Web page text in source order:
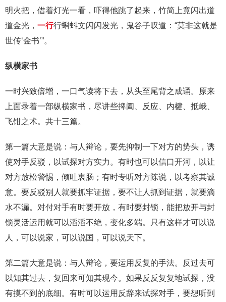
明火把，借着灯光一看，吓得他跳了起来，竹简上竟闪出道
道金光， 一行行蝌蚪文闪闪发光，鬼谷子叹道：“莫非这就是
世传‘金书’”。
纵横家书
一时兴致倍增，一口气读将下去，从头至尾背之成诵。原来
上面录着一部纵横家书，尽讲些捭阖、反应、内楗、抵峨、
飞钳之术。共十三篇。
第一篇大意是说：与人辩论，要先抑制一下对方的势头，诱
使对手反驳，以试探对方实力。有时也可以信口开河，以让
对方放松警惕，倾吐衷肠；有时专听对方陈说，以考察其诚
意。要反驳别人就要抓牢证据，要不让人抓到证据，就要滴
水不漏。对付对手有时要开放，有时要封锁，能把放开与封
锁灵活运用就可以滔滔不绝，变化多端。只有这样才可以说
人，可以说家，可以说国，可以说天下。
第二篇大意是说：与人辩论，要运用反复的手法。反过去可
以知其过去，复回来可知其现今。如果反反复复地试探，没
有摸不到的底细。有时可以运用反辞来试探对手，要想听到